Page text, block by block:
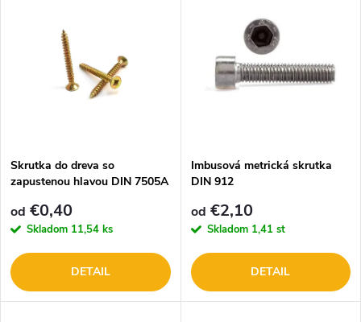
e
p
r
o
Abecedne
s
p
r
o
Skrutka do dreva so
zapustenou hlavou DIN 7505A
od €0,40
Skladom 11,54 ks
DETAIL
Imbusová metrická skrutka
DIN 912
od €2,10
Skladom 1,41 st
DETAIL